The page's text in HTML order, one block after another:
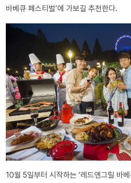
바베큐 페스티벌’에 가보길 추천한다.
10월 5일부터 시작하는 ‘레드앤그릴 바